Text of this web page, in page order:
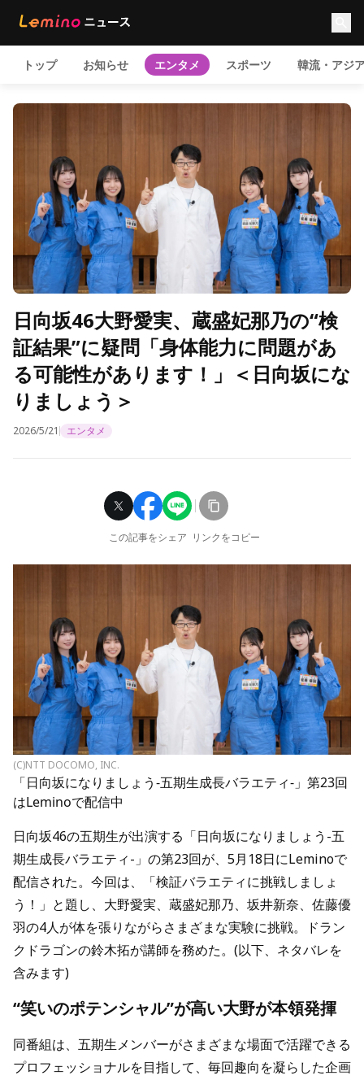
トップ お知らせ エンタメ スポーツ 韓流・アジ
日向坂46大野愛実、蔵盛妃那乃の“検
証結果”に疑問「身体能力に問題があ
る可能性があります！」＜日向坂にな
りましょう＞
2026/5/21 エンタメ
この記事をシェア リンクをコピー
(C)NTT DOCOMO, INC.
「日向坂になりましょう-五期生成長バラエティ-」第23回
はLeminoで配信中
日向坂46の五期生が出演する「日向坂になりましょう-五
期生成長バラエティ-」の第23回が、5月18日にLeminoで
配信された。今回は、「検証バラエティに挑戦しましょ
う！」と題し、大野愛実、蔵盛妃那乃、坂井新奈、佐藤優
羽の4人が体を張りながらさまざまな実験に挑戦。ドラン
クドラゴンの鈴木拓が講師を務めた。(以下、ネタバレを
含みます)
“笑いのポテンシャル”が高い大野が本領発揮
同番組は、五期生メンバーがさまざまな場面で活躍できる
プロフェッショナルを目指して、毎回趣向を凝らした企画